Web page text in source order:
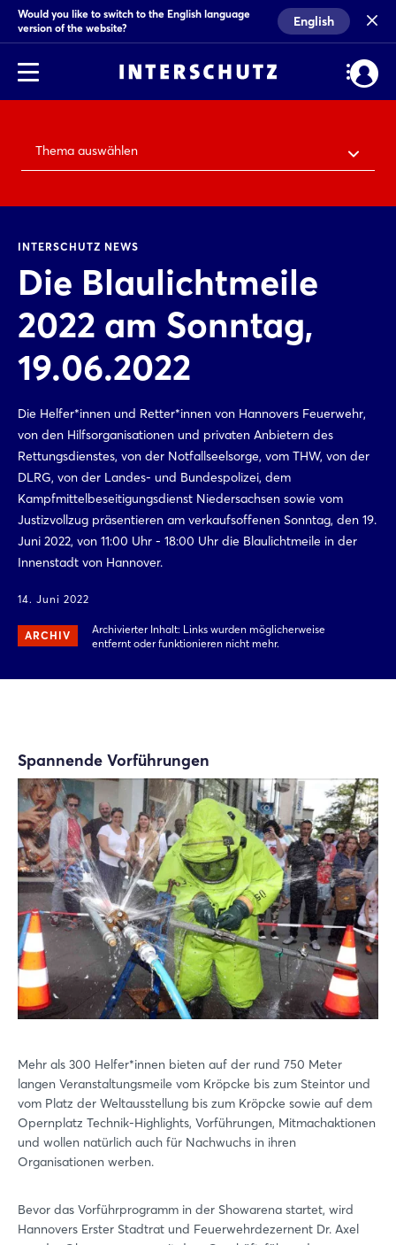
Would you like to switch to the English language
version of the website?
English
Thema auswählen
INTERSCHUTZ NEWS
Die Blaulichtmeile
2022 am Sonntag,
19.06.2022
Die Helfer*innen und Retter*innen von Hannovers Feuerwehr,
von den Hilfsorganisationen und privaten Anbietern des
Rettungsdienstes, von der Notfallseelsorge, vom THW, von der
DLRG, von der Landes- und Bundespolizei, dem
Kampfmittelbeseitigungsdienst Niedersachsen sowie vom
Justizvollzug präsentieren am verkaufsoffenen Sonntag, den 19.
Juni 2022, von 11:00 Uhr - 18:00 Uhr die Blaulichtmeile in der
Innenstadt von Hannover.
14. Juni 2022
ARCHIV
Archivierter Inhalt: Links wurden möglicherweise
entfernt oder funktionieren nicht mehr.
Spannende Vorführungen
Mehr als 300 Helfer*innen bieten auf der rund 750 Meter
langen Veranstaltungsmeile vom Kröpcke bis zum Steintor und
vom Platz der Weltausstellung bis zum Kröpcke sowie auf dem
Opernplatz Technik-Highlights, Vorführungen, Mitmachaktionen
und wollen natürlich auch für Nachwuchs in ihren
Organisationen werben.
Bevor das Vorführprogramm in der Showarena startet, wird
Hannovers Erster Stadtrat und Feuerwehrdezernent Dr. Axel